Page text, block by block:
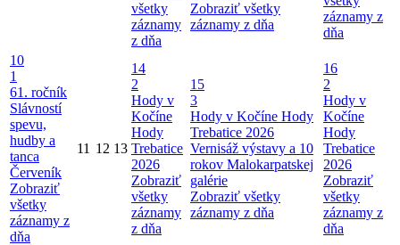
všetky
záznamy
z dňa
Zobraziť všetky
záznamy z dňa
záznamy z
dňa
10
1
61. ročník
Slávností
spevu,
hudby a
tanca
Červeník
Zobraziť
všetky
záznamy z
dňa
11 12 13
14
2
Hody v
Kočíne
Hody
Trebatice
2026
Zobraziť
všetky
záznamy
z dňa
15
3
Hody v Kočíne Hody
Trebatice 2026
Vernisáž výstavy a 10
rokov Malokarpatskej
galérie
Zobraziť všetky
záznamy z dňa
16
2
Hody v
Kočíne
Hody
Trebatice
2026
Zobraziť
všetky
záznamy z
dňa